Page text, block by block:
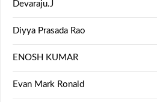
Devaraju.J
Diyya Prasada Rao
ENOSH KUMAR
Evan Mark Ronald